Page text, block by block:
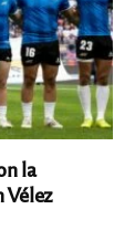
la
Vélez